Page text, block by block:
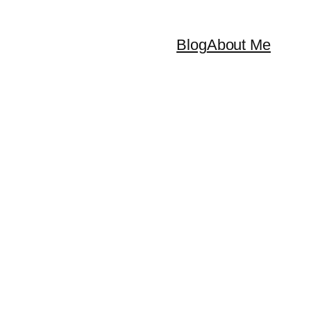
BlogAbout Me